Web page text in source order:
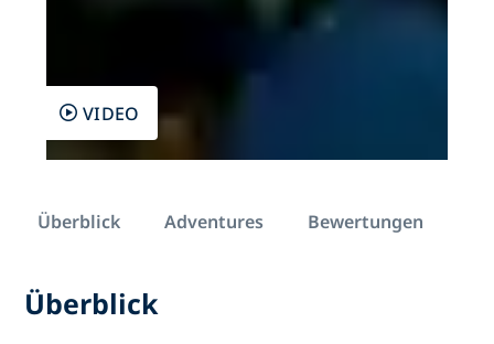
VIDEO
Überblick Adventures Bewertungen
Überblick